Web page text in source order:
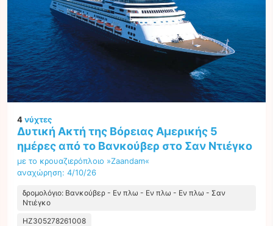
4νύχτες
Δυτική Ακτή της Βόρειας Αμερικής 5
ημέρες από το Βανκούβερ στο Σαν Ντιέγκο
με το κρουαζιερόπλοιο »Zaandam«
αναχώρηση: 4/10/26
δρομολόγιο: Βανκούβερ - Εν πλω - Εν πλω - Εν πλω - Σαν
Ντιέγκο
HZ305278261008